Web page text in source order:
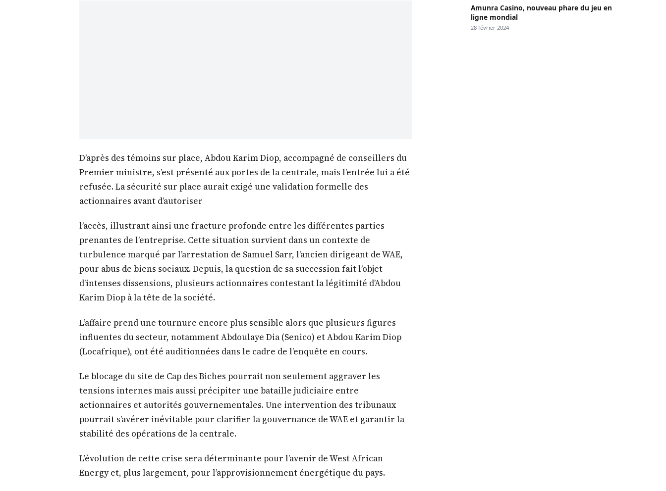
D’après des témoins sur place, Abdou Karim Diop, accompagné de conseillers du
Premier ministre, s’est présenté aux portes de la centrale, mais l’entrée lui a été
refusée. La sécurité sur place aurait exigé une validation formelle des
actionnaires avant d’autoriser
l’accès, illustrant ainsi une fracture profonde entre les différentes parties
prenantes de l’entreprise. Cette situation survient dans un contexte de
turbulence marqué par l’arrestation de Samuel Sarr, l’ancien dirigeant de WAE,
pour abus de biens sociaux. Depuis, la question de sa succession fait l’objet
d’intenses dissensions, plusieurs actionnaires contestant la légitimité d’Abdou
Karim Diop à la tête de la société.
L’affaire prend une tournure encore plus sensible alors que plusieurs figures
influentes du secteur, notamment Abdoulaye Dia (Senico) et Abdou Karim Diop
(Locafrique), ont été auditionnées dans le cadre de l’enquête en cours.
Le blocage du site de Cap des Biches pourrait non seulement aggraver les
tensions internes mais aussi précipiter une bataille judiciaire entre
actionnaires et autorités gouvernementales. Une intervention des tribunaux
pourrait s’avérer inévitable pour clarifier la gouvernance de WAE et garantir la
stabilité des opérations de la centrale.
L’évolution de cette crise sera déterminante pour l’avenir de West African
Energy et, plus largement, pour l’approvisionnement énergétique du pays.
Amunra Casino, nouveau phare du jeu en
ligne mondial
28 février 2024